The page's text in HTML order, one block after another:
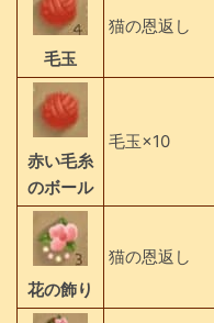
毛玉
猫の恩返し
赤い毛糸
のボール
毛玉×10
花の飾り
猫の恩返し